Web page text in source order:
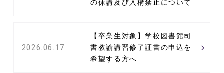
の休講及び入構禁止について
2026.06.17
【卒業生対象】学校図書館司
書教諭講習修了証書の申込を
希望する方へ